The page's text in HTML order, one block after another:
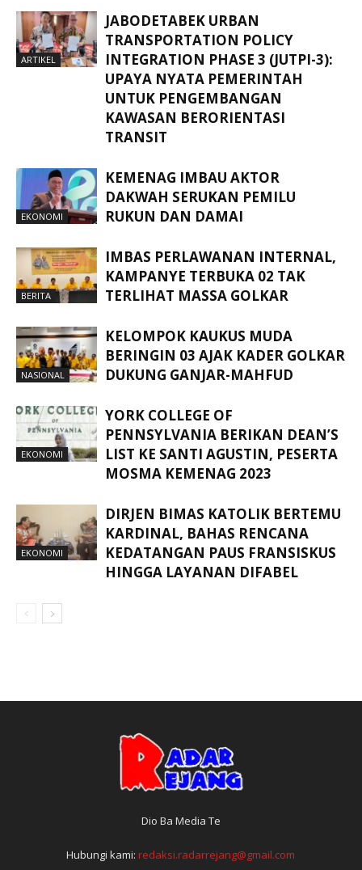
ARTIKEL
JABODETABEK URBAN
TRANSPORTATION POLICY
INTEGRATION PHASE 3 (JUTPI-3):
UPAYA NYATA PEMERINTAH
UNTUK PENGEMBANGAN
KAWASAN BERORIENTASI
TRANSIT
EKONOMI
KEMENAG IMBAU AKTOR
DAKWAH SERUKAN PEMILU
RUKUN DAN DAMAI
BERITA
IMBAS PERLAWANAN INTERNAL,
KAMPANYE TERBUKA 02 TAK
TERLIHAT MASSA GOLKAR
NASIONAL
KELOMPOK KAUKUS MUDA
BERINGIN 03 AJAK KADER GOLKAR
DUKUNG GANJAR-MAHFUD
EKONOMI
YORK COLLEGE OF
PENNSYLVANIA BERIKAN DEAN’S
LIST KE SANTI AGUSTIN, PESERTA
MOSMA KEMENAG 2023
EKONOMI
DIRJEN BIMAS KATOLIK BERTEMU
KARDINAL, BAHAS RENCANA
KEDATANGAN PAUS FRANSISKUS
HINGGA LAYANAN DIFABEL
Dio Ba Media Te
Hubungi kami:redaksi.radarrejang@gmail.com